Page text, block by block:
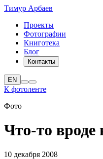
Тимур Арбаев
Проекты
Фотографии
Книготека
Блог
Контакты
EN
К фотоленте
Фото
Что-то вроде
10 декабря 2008